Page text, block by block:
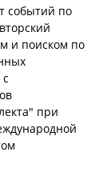
событий по
и поиском по
при